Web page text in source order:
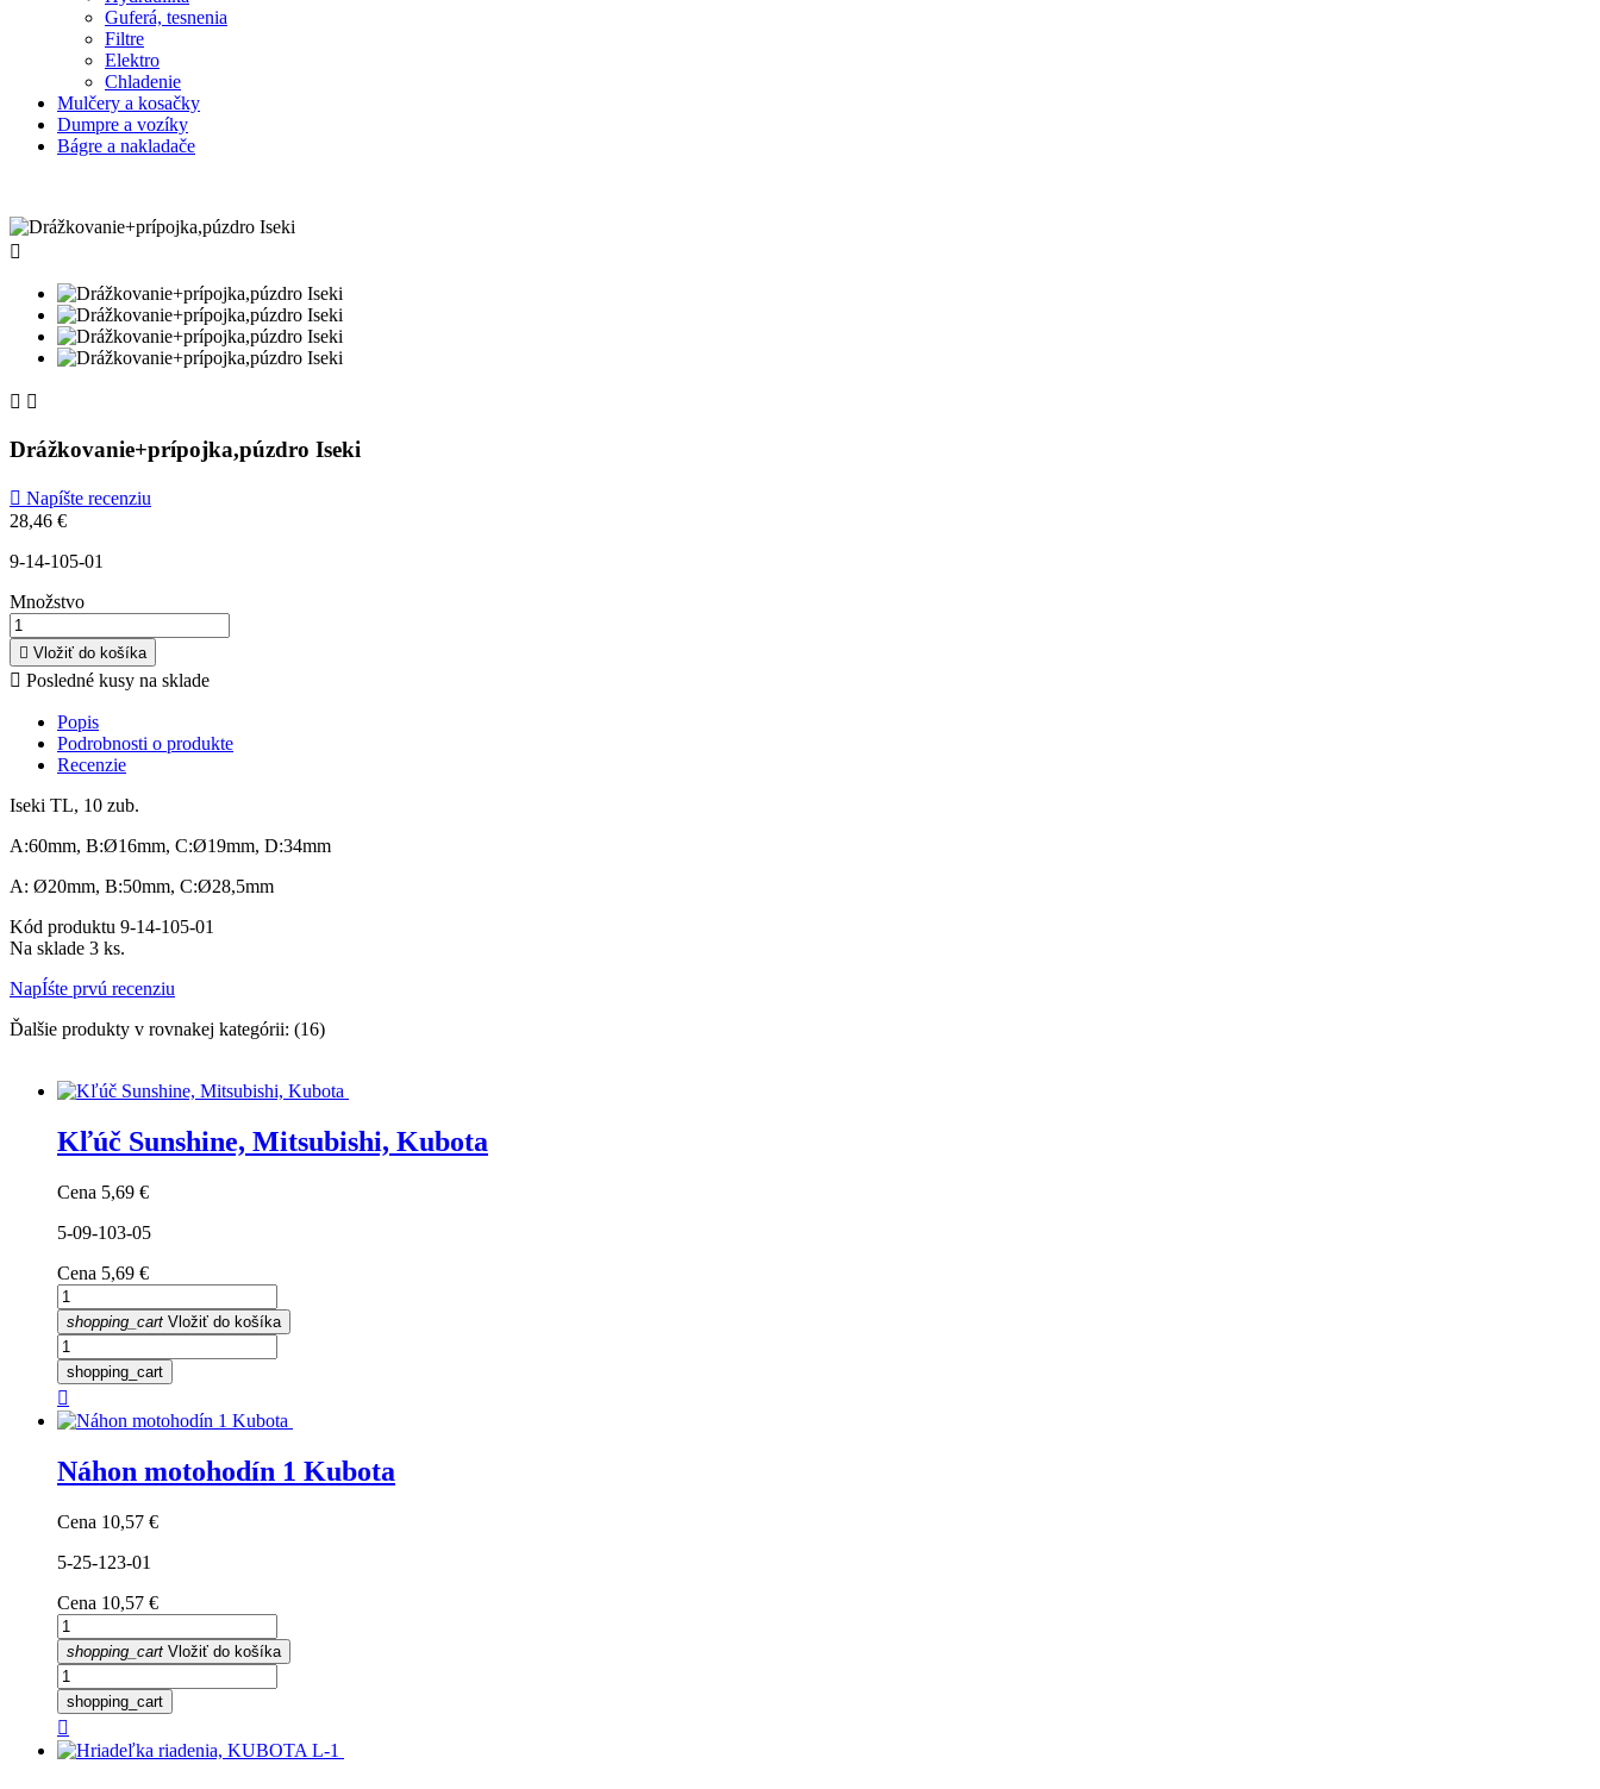
Guferá, tesnenia
Filtre
Elektro
Chladenie
Mulčery a kosačky
Dumpre a vozíky
Bágre a nakladače

 
Drážkovanie+prípojka,púzdro Iseki
 Napíšte recenziu
28,46 €
9-14-105-01
Množstvo
 Vložiť do košíka
 Posledné kusy na sklade
Popis
Podrobnosti o produkte
Recenzie
Iseki TL, 10 zub.
A:60mm, B:Ø16mm, C:Ø19mm, D:34mm
A: Ø20mm, B:50mm, C:Ø28,5mm
Kód produktu 9-14-105-01
Na sklade 3 ks.
NapÍśte prvú recenziu
Ďalšie produkty v rovnakej kategórii: (16)
Kľúč Sunshine, Mitsubishi, Kubota
Cena 5,69 €
5-09-103-05
Cena 5,69 €
shopping_cart Vložiť do košíka
shopping_cart

Náhon motohodín 1 Kubota
Cena 10,57 €
5-25-123-01
Cena 10,57 €
shopping_cart Vložiť do košíka
shopping_cart
